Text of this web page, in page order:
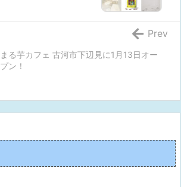
まる芋カフェ 古河市下辺見に1月13日オー
プン！
Prev